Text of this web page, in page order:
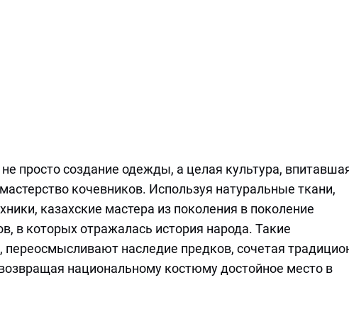
просто создание одежды, а целая культура,
кочевников. Используя натуральные ткани,
казахские мастера из поколения в поколение
в которых отражалась история народа. Такие
наследие предков, сочетая
национальному костюму достойное место в